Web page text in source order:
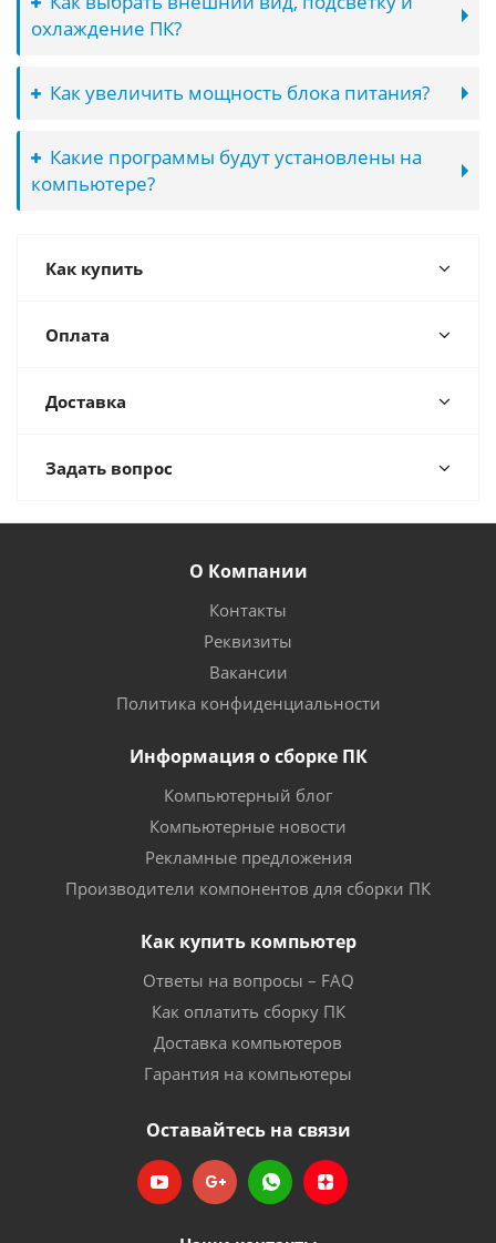
охлаждение ПК?
Как увеличить мощность блока питания?
Какие программы будут установлены на
компьютере?
Как купить
Оплата
Доставка
Задать вопрос
О Компании
Контакты
Реквизиты
Вакансии
Политика конфиденциальности
Информация о сборке ПК
Компьютерный блог
Компьютерные новости
Рекламные предложения
Производители компонентов для сборки ПК
Как купить компьютер
Ответы на вопросы – FAQ
Как оплатить сборку ПК
Доставка компьютеров
Гарантия на компьютеры
Оставайтесь на связи